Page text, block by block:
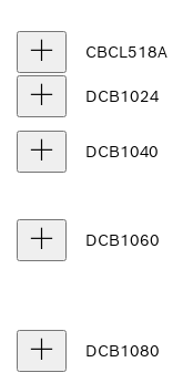
CBCL518A
DCB1024
DCB1040
DCB1060
DCB1080